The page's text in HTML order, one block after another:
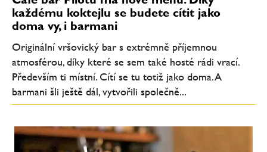
každému koktejlu se budete cítit jako
doma vy, i barmani
Originální vršovický bar s extrémně příjemnou
atmosférou, díky které se sem také hosté rádi vrací.
Především ti místní. Cítí se tu totiž jako doma. A
barmani šli ještě dál, vytvořili společně...